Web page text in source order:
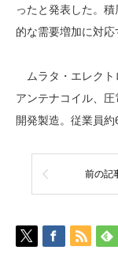
ったと発表した。
的な需要増加に対応
ムラタ・エレクト
アンテナコイル、
開発製造。従業員約
前の記